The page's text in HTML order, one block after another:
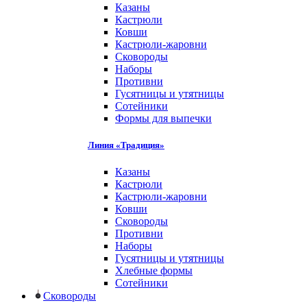
Казаны
Кастрюли
Ковши
Кастрюли-жаровни
Сковороды
Наборы
Противни
Гусятницы и утятницы
Сотейники
Формы для выпечки
Линия «Традиция»
Казаны
Кастрюли
Кастрюли-жаровни
Ковши
Сковороды
Противни
Наборы
Гусятницы и утятницы
Хлебные формы
Сотейники
Сковороды